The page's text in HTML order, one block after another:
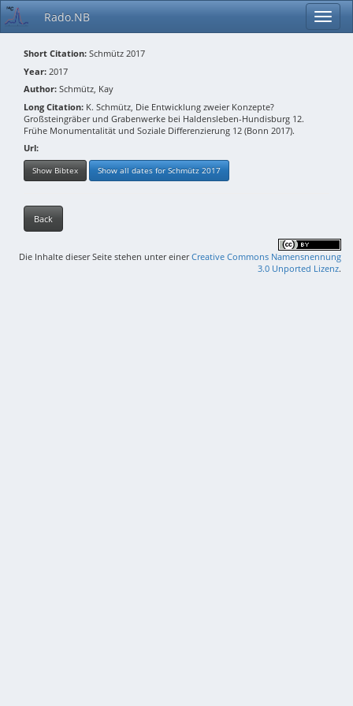
Rado.NB
Short Citation: Schmütz 2017
Year: 2017
Author: Schmütz, Kay
Long Citation: K. Schmütz, Die Entwicklung zweier Konzepte?
Großsteingräber und Grabenwerke bei Haldensleben-Hundisburg 12.
Frühe Monumentalität und Soziale Differenzierung 12 (Bonn 2017).
Url:
Show Bibtex Show all dates for Schmütz 2017
Back
Die Inhalte dieser Seite stehen unter einerCreative Commons Namensnennung
3.0 Unported Lizenz.